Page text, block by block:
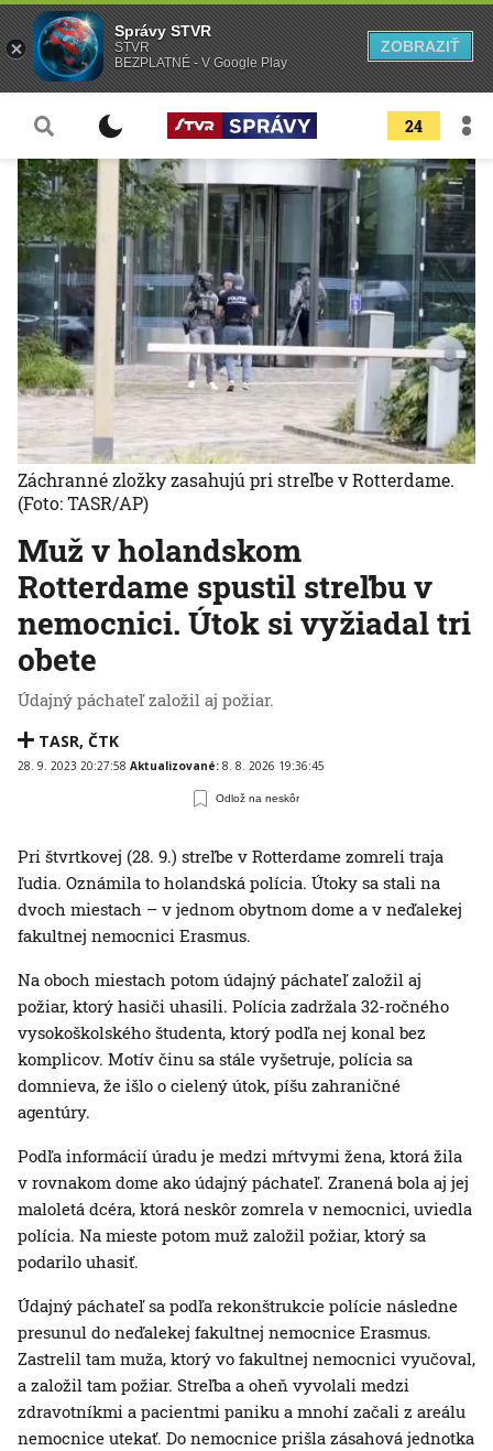
24
Muž v holandskom
Rotterdame spustil streľbu v
nemocnici. Útok si vyžiadal tri
obete
Údajný páchateľ založil aj požiar.
TASR, ČTK
28. 9. 2023 20:27:58 Aktualizované: 8. 8. 2026 19:36:45
Odlož na neskôr
Záchranné zložky zasahujú pri streľbe v Rotterdame.
(Foto: TASR/AP)
Pri štvrtkovej (28. 9.) streľbe v Rotterdame zomreli traja
ľudia. Oznámila to holandská polícia. Útoky sa stali na
dvoch miestach – v jednom obytnom dome a v neďalekej
fakultnej nemocnici Erasmus.
Na oboch miestach potom údajný páchateľ založil aj
požiar, ktorý hasiči uhasili. Polícia zadržala 32-ročného
vysokoškolského študenta, ktorý podľa nej konal bez
komplicov. Motív činu sa stále vyšetruje, polícia sa
domnieva, že išlo o cielený útok, píšu zahraničné
agentúry.
Podľa informácií úradu je medzi mŕtvymi žena, ktorá žila
v rovnakom dome ako údajný páchateľ. Zranená bola aj jej
maloletá dcéra, ktorá neskôr zomrela v nemocnici, uviedla
polícia. Na mieste potom muž založil požiar, ktorý sa
podarilo uhasiť.
Údajný páchateľ sa podľa rekonštrukcie polície následne
presunul do neďalekej fakultnej nemocnice Erasmus.
Zastrelil tam muža, ktorý vo fakultnej nemocnici vyučoval,
a založil tam požiar. Streľba a oheň vyvolali medzi
zdravotníkmi a pacientmi paniku a mnohí začali z areálu
nemocnice utekať. Do nemocnice prišla zásahová jednotka
Správy STVR
STVR
BEZPLATNÉ - V Google Play
ZOBRAZIŤ